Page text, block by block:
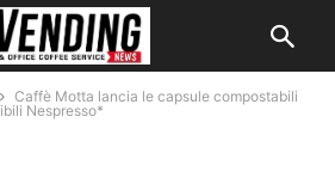
Caffè Motta lancia le capsule compostabili
Nespresso*